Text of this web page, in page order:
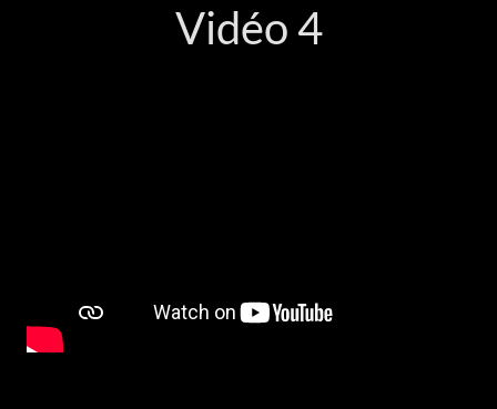
Vidéo 4